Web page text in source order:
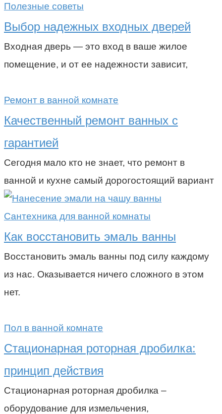
Полезные советы
Выбор надежных входных дверей
Входная дверь — это вход в ваше жилое
помещение, и от ее надежности зависит,
Ремонт в ванной комнате
Качественный ремонт ванных с
гарантией
Сегодня мало кто не знает, что ремонт в
ванной и кухне самый дорогостоящий вариант
Сантехника для ванной комнаты
Как восстановить эмаль ванны
Восстановить эмаль ванны под силу каждому
из нас. Оказывается ничего сложного в этом
нет.
Пол в ванной комнате
Стационарная роторная дробилка:
принцип действия
Стационарная роторная дробилка –
оборудование для измельчения,